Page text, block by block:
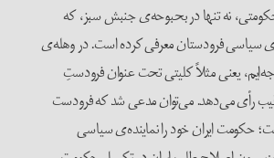
نه تنها در بحبوحه‌ی جنبش سبز، که
سیاسی فرودستان معرفی کرده است. در وهله‌ی
یعنی مثلاً کلیتی تحت عنوان فرودستِ
رأی می‌دهد. می‌توان مدعی شد که فرودست
حکومت ایران خود را نماینده‌ی سیاسی